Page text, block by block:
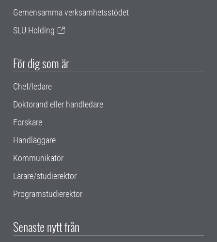
Gemensamma verksamhetsstödet
SLU Holding
För dig som är
Chef/ledare
Doktorand eller handledare
Forskare
Handläggare
Kommunikatör
Lärare/studierektor
Programstudierektor
Senaste nytt från